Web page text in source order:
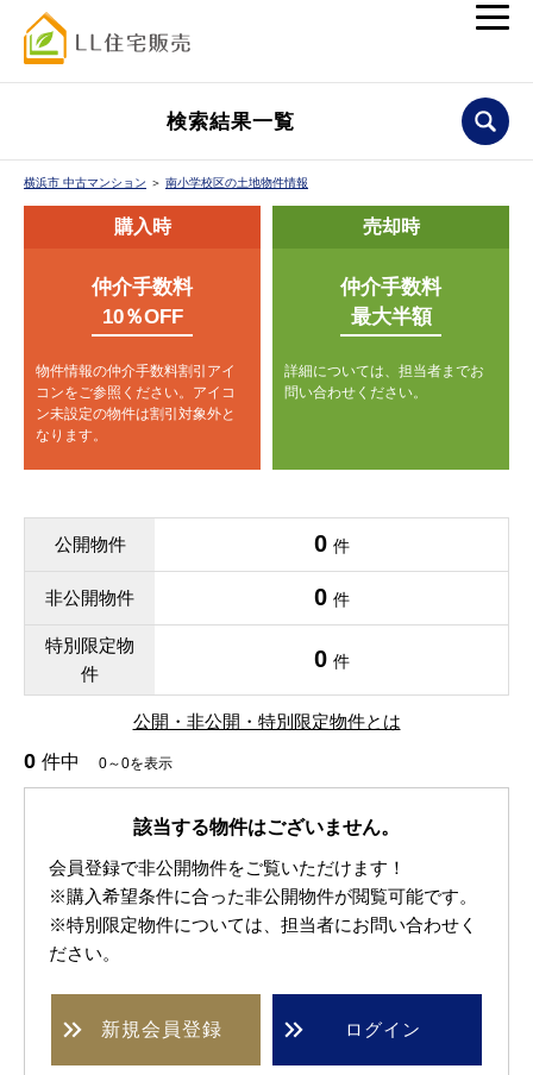
検索結果一覧
横浜市 中古マンション ＞ 南小学校区の土地物件情報
購入時
仲介手数料
10％OFF
物件情報の仲介手数料割引アイ
コンをご参照ください。 アイコ
ン未設定の物件は割引対象外と
なります。
売却時
仲介手数料
最大半額
詳細については、担当者までお
問い合わせください。
公開物件 0 件
非公開物件 0 件
特別限定物
件
0 件
公開・非公開・特別限定物件とは
0 件中 0～0を表示
該当する物件はございません。
会員登録で非公開物件をご覧いただけます！
※購入希望条件に合った非公開物件が閲覧可能です。
※特別限定物件については、担当者にお問い合わせく
ださい。
新規会員登録 ログイン